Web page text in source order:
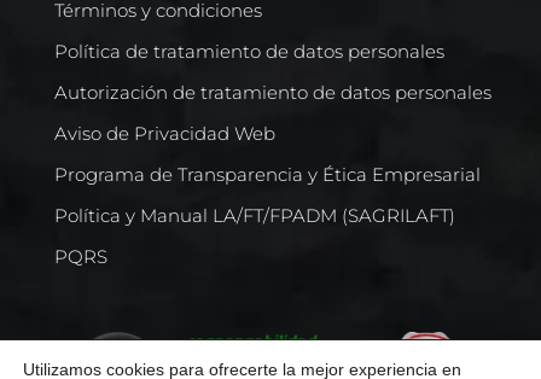
Términos y condiciones
Política de tratamiento de datos personales
Autorización de tratamiento de datos personales
Aviso de Privacidad Web
Programa de Transparencia y Ética Empresarial
Política y Manual LA/FT/FPADM (SAGRILAFT)
PQRS
Utilizamos cookies para ofrecerte la mejor experiencia en